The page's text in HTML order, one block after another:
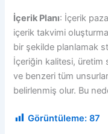
İçerik Planı: İçerik
içerik takvimi
bir şekilde planlamak
İçeriğin kalitesi, üretim
ve benzeri tüm
belirlenmiş olur. Bu
Görüntüleme: 87